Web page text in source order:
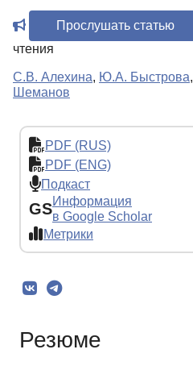
Прослушать статью
чтения
С.В. Алехина, Ю.А. Быстрова,
Шеманов
PDF (RUS)
PDF (ENG)
Подкаст
GSИнформация
в Google Scholar
Метрики
Резюме